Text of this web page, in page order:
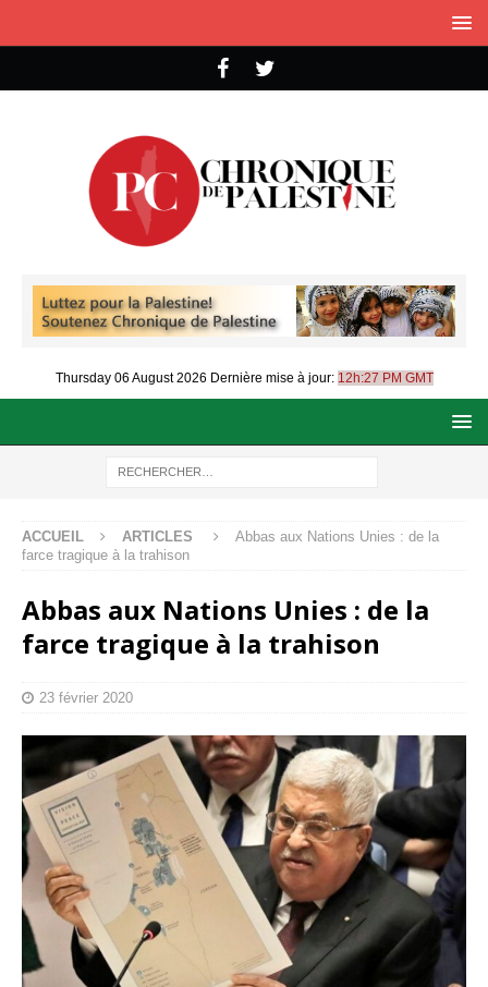
Thursday 06 August 2026 Dernière mise à jour: 12h:27 PM GMT
ACCUEIL ARTICLES
Abbas aux Nations Unies : de la
farce tragique à la trahison
Abbas aux Nations Unies : de la
farce tragique à la trahison
23 février 2020